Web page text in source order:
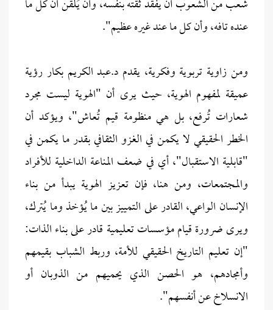
شعب من الشعوب أن يفقد ثقته بنفسه، وأن يُلقّن أن كل ما
عنده تافه، وأن كل ما عند غيره عظيم".
ومن زاوية تربوية وفكرية، يقدم د.عبد الكريم بكار رؤية
عميقة لمفهوم الهوية، حيث يرى أن "الهوية ليست مجرد
شعارات تُرفع، بل هي منظومة قيم تُعاش"، ويؤكد أن
الخطر الحقيقي لا يكمن في الغزو الثقافي بقدر ما يكمن في
"قابلية الاستقبال"، أي في ضعف المناعة الداخلية للأفراد
والمجتمعات، ومن هنا، فإن تعزيز الهوية يبدأ من بناء
الإنسان الواعي، القادر على التمييز بين ما يُؤخذ وما يُترك،
ويرى ضرورة قيام مؤسسات تعليمية قادر على بناء الذات:
"إن تعليم التاريخ الحقيقي للأمة، وربط الشباب بقيمهم
وأمجادهم، هو الحصن الذي يحميهم من الذوبان أو
الانسلاخ عن أنفسهم".